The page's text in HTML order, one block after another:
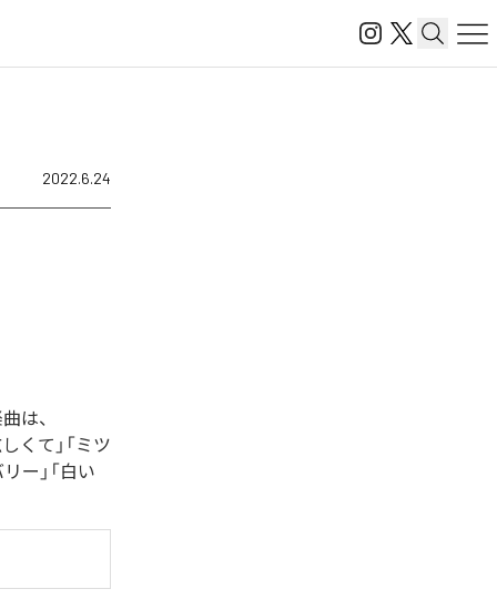
2022.6.24
は、
くて」「ミツ
ー」「白い